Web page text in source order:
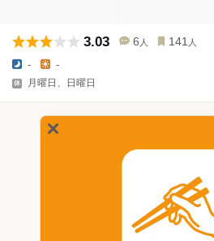
3.03 6 人 141 人
- -
月曜日、日曜日